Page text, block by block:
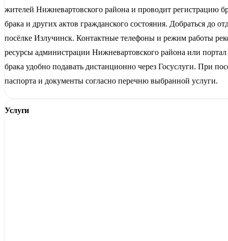
жителей Нижневартовского района и проводит регистрацию
брака и других актов гражданского состояния. Добраться до
посёлке Излучинск. Контактные телефоны и режим работы
ресурсы администрации Нижневартовского района или
брака удобно подавать дистанционно через Госуслуги. При
паспорта и документы согласно перечню выбранной услуги.
Услуги